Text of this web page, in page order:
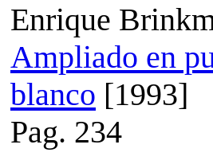
Enrique
Ampliado en
blanco [1993]
Pag. 234